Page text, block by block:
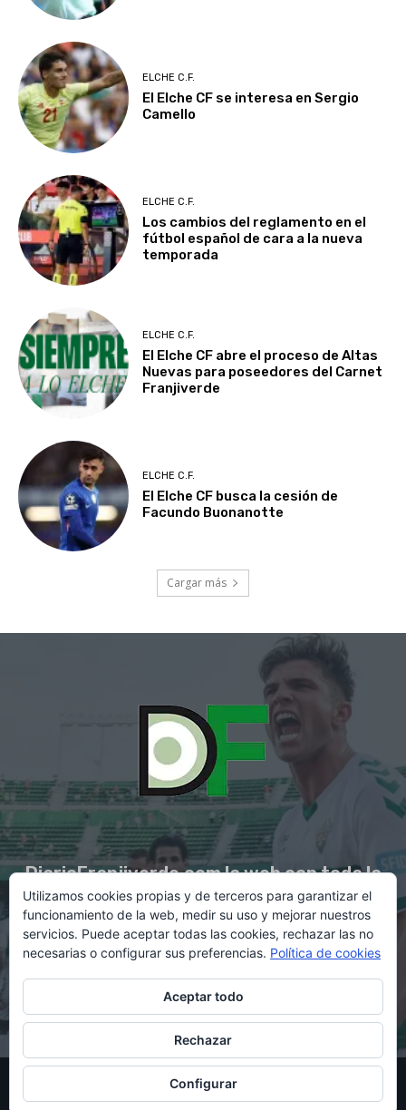
ELCHE C.F.
El Elche CF se interesa en Sergio
Camello
ELCHE C.F.
Los cambios del reglamento en el
fútbol español de cara a la nueva
temporada
ELCHE C.F.
El Elche CF abre el proceso de Altas
Nuevas para poseedores del Carnet
Franjiverde
ELCHE C.F.
El Elche CF busca la cesión de
Facundo Buonanotte
Cargar más
DiarioFranjiverde.com la web con toda la
información del Elche C.F.
Contacto en:diario@franjiverde.com
© Copyright 2021 - Gestión y diseño por Rubén Maestre
Política de cookies Política de privacidad
Utilizamos cookies propias y de terceros para garantizar el
funcionamiento de la web, medir su uso y mejorar nuestros
servicios. Puede aceptar todas las cookies, rechazar las no
necesarias o configurar sus preferencias. Política de cookies
Aceptar todo
Rechazar
Configurar